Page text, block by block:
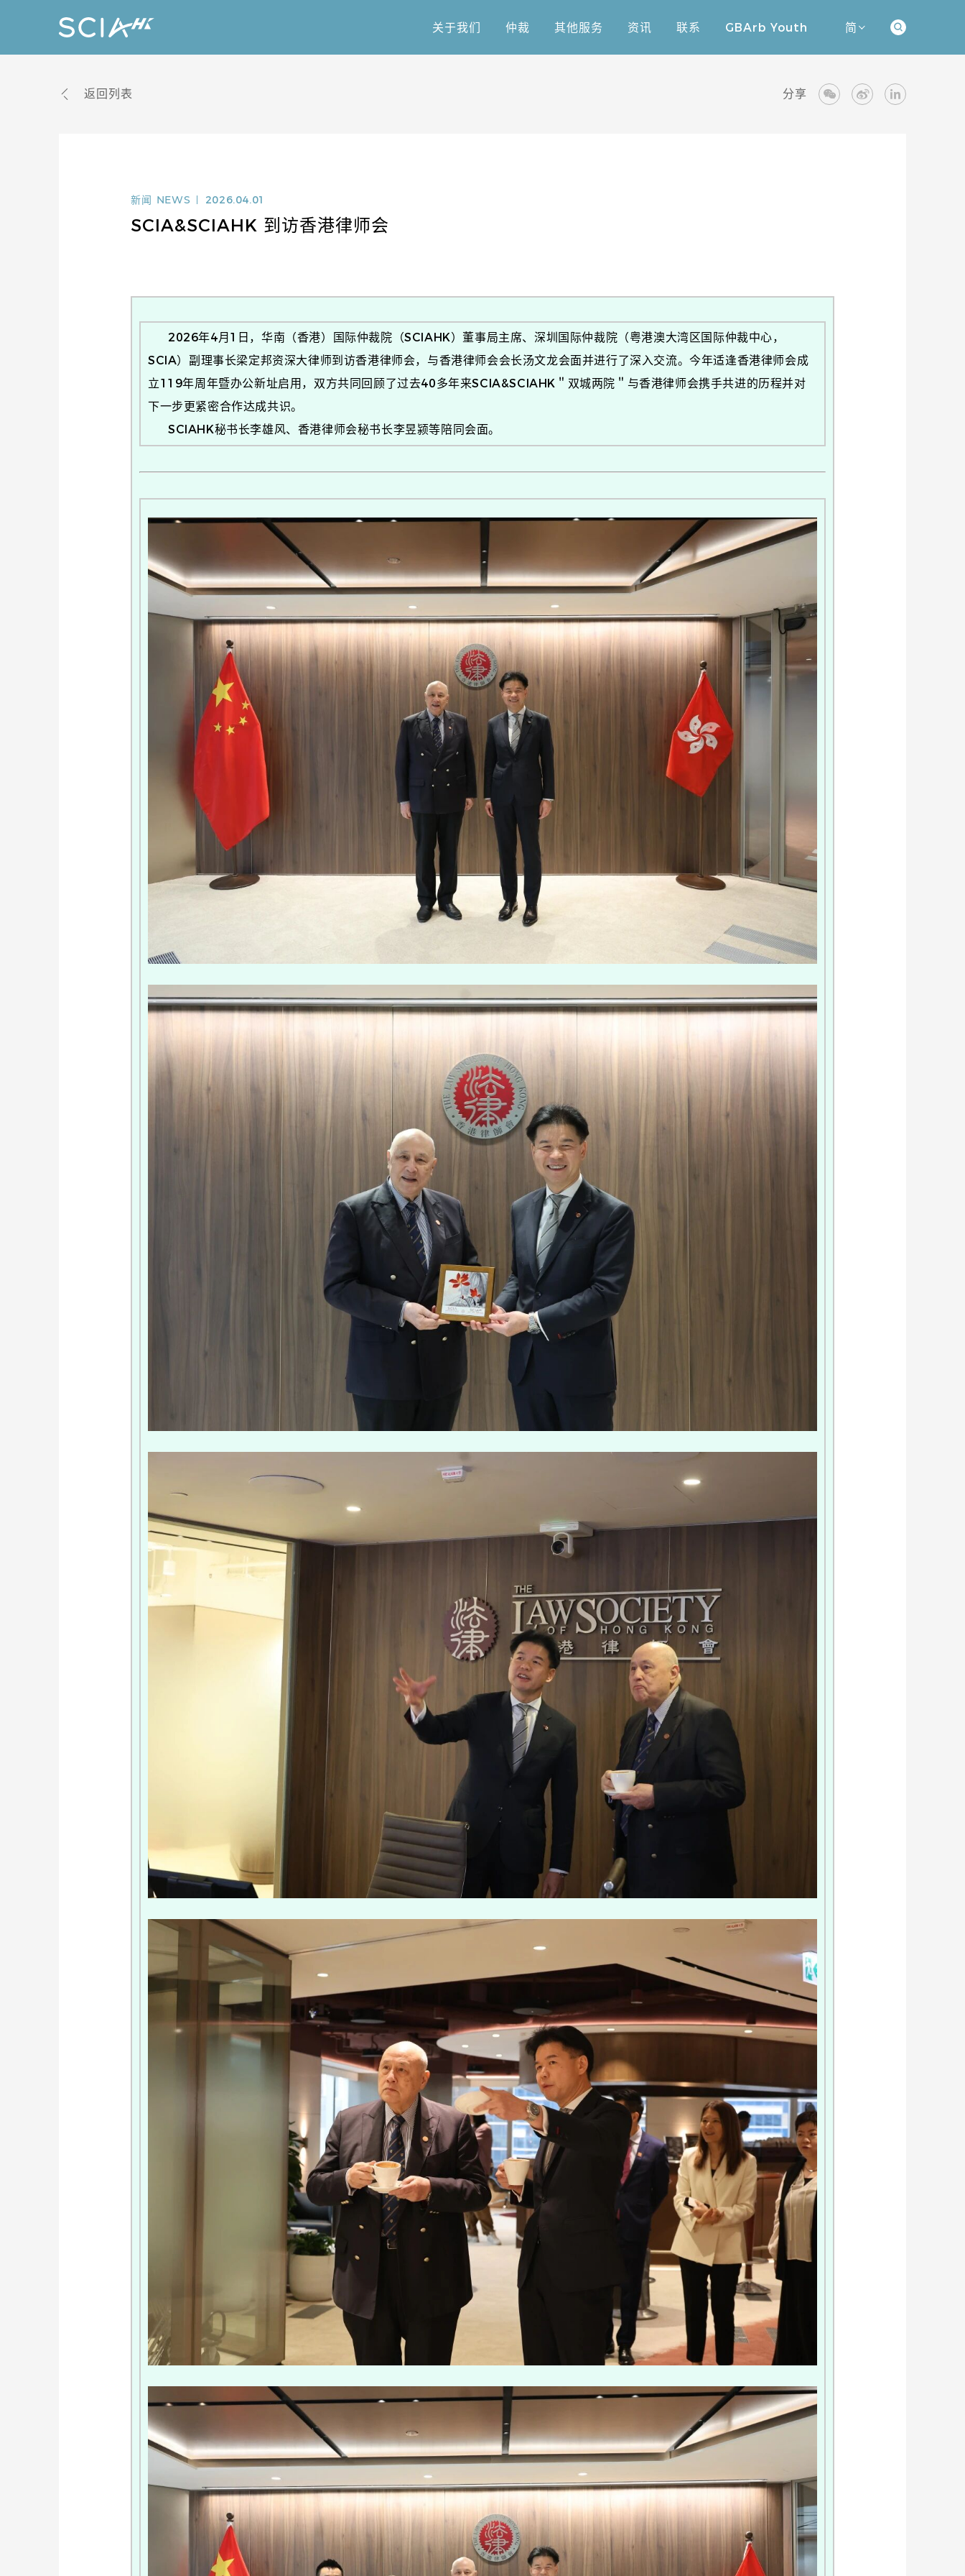
关于我们
仲裁
其他服务
资讯
联系
GBArb Youth
简
返回列表 分享
新闻 NEWS 2026.04.01
SCIA&SCIAHK 到访香港律师会
2026年4月1日，华南（香港）国际仲裁院（SCIAHK）董事局主席、深圳国际仲裁院（粤港澳大湾区国际仲裁中心，
SCIA）副理事长梁定邦资深大律师到访香港律师会，与香港律师会会长汤文龙会面并进行了深入交流。今年适逢香港律师会成
立119年周年暨办公新址启用，双方共同回顾了过去40多年来SCIA&SCIAHK＂双城两院＂与香港律师会携手共进的历程并对
下一步更紧密合作达成共识。
SCIAHK秘书长李雄风、香港律师会秘书长李昱颍等陪同会面。